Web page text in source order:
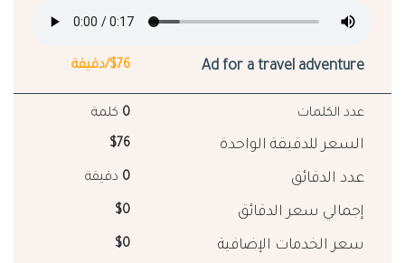
Ad for a travel adventure $76/دقيقة
عدد الكلمات 0 كلمة
السعر للدقيقة الواحدة $76
عدد الدقائق 0 دقيقة
إجمالي سعر الدقائق $0
سعر الخدمات الإضافية $0